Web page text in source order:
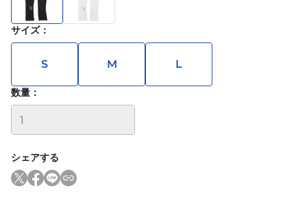
サイズ：
S M L
数量：
シェアする